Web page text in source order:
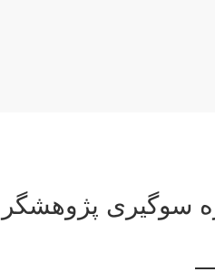
سوگیری پژوهشگر